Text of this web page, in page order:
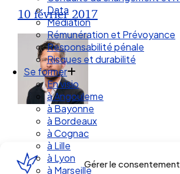
Gérer le consentement
Data
Médiation
Rémunération et Prévoyance
Responsabilité pénale
Risques et durabilité
Se former
En visio
à Angouleme
à Bayonne
à Bordeaux
à Cognac
à Lille
à Lyon
à Marseille
10 février 2017